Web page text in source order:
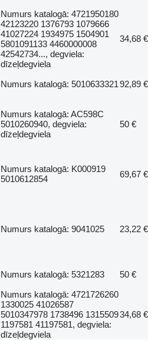
Numurs katalogā: 4721950180
42123220 1376793 1079666
41027224 1934975 1504901
5801091133 4460000008
42542734..., degviela:
dīzeļdegviela
34,68 €
Numurs katalogā: 501063332192,89 €
Numurs katalogā: AC598C
5010260940, degviela:
dīzeļdegviela
50 €
Numurs katalogā: K000919
5010612854
69,67 €
Numurs katalogā: 9041025 23,22 €
Numurs katalogā: 5321283
50 €
Numurs katalogā: 4721726260
1330025 41026587
5010347978 1738496 1315509
1197581 41197581, degviela:
dīzeļdegviela
34,68 €